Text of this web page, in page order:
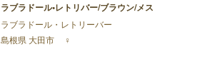
ラブラドール•レトリバー/ブラウン/メス
ラブラドール・レトリーバー
島根県 大田市
♀